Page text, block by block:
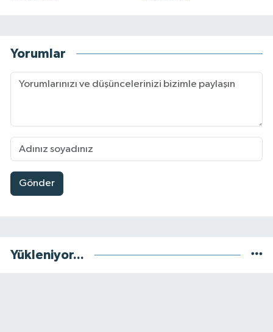
Yorumlar
Gönder
Yükleniyor...